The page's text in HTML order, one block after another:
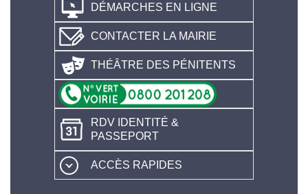
DÉMARCHES EN LIGNE
CONTACTER LA MAIRIE
THÉÂTRE DES PÉNITENTS
RDV IDENTITÉ &
PASSEPORT
ACCÈS RAPIDES